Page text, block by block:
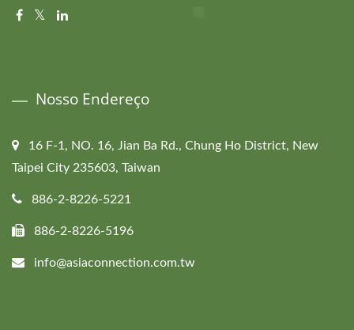
Nosso Endereço
16 F-1, NO. 16, Jian Ba Rd., Chung Ho District, New
Taipei City 235603, Taiwan
886-2-8226-5221
886-2-8226-5196
info@asiaconnection.com.tw